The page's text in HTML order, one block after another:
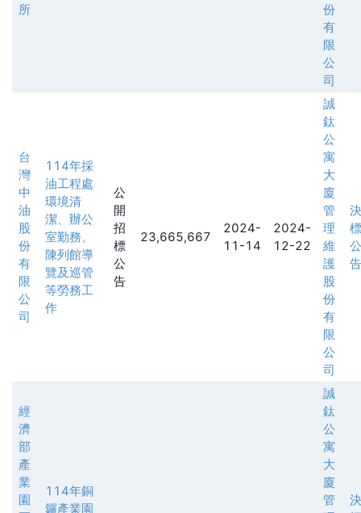
所
份
有
限
公
司
台
灣
中
油
股
份
有
限
公
司
114年採
油工程處
環境清
潔、辦公
室勤務、
陳列館導
覽及巡管
等勞務工
作
公
開
招
標
公
告
23,665,667
2024-
11-14
2024-
12-22
誠
鈦
公
寓
大
廈
管
理
維
護
股
份
有
限
公
司
決
標
公
告
經
濟
部
產
業
園
114年銅
鑼產業園
誠
鈦
公
寓
大
廈
管
決